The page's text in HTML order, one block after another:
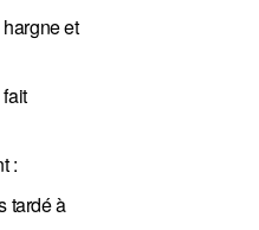
et
:
tardé à